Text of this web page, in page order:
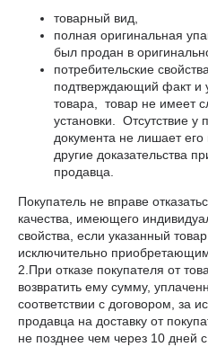
товарный вид,
полная оригинальная
был продан в
потребительские
подтверждающий факт и
товара, товар не имеет
установки. Отсутствие у
документа не лишает
другие доказательства
продавца.
Покупатель не вправе
качества, имеющего
свойства, если указанный
исключительно
2.При отказе покупателя от
возвратить ему сумму,
соответствии с договором, за
продавца на доставку от
не позднее чем через 10 дней